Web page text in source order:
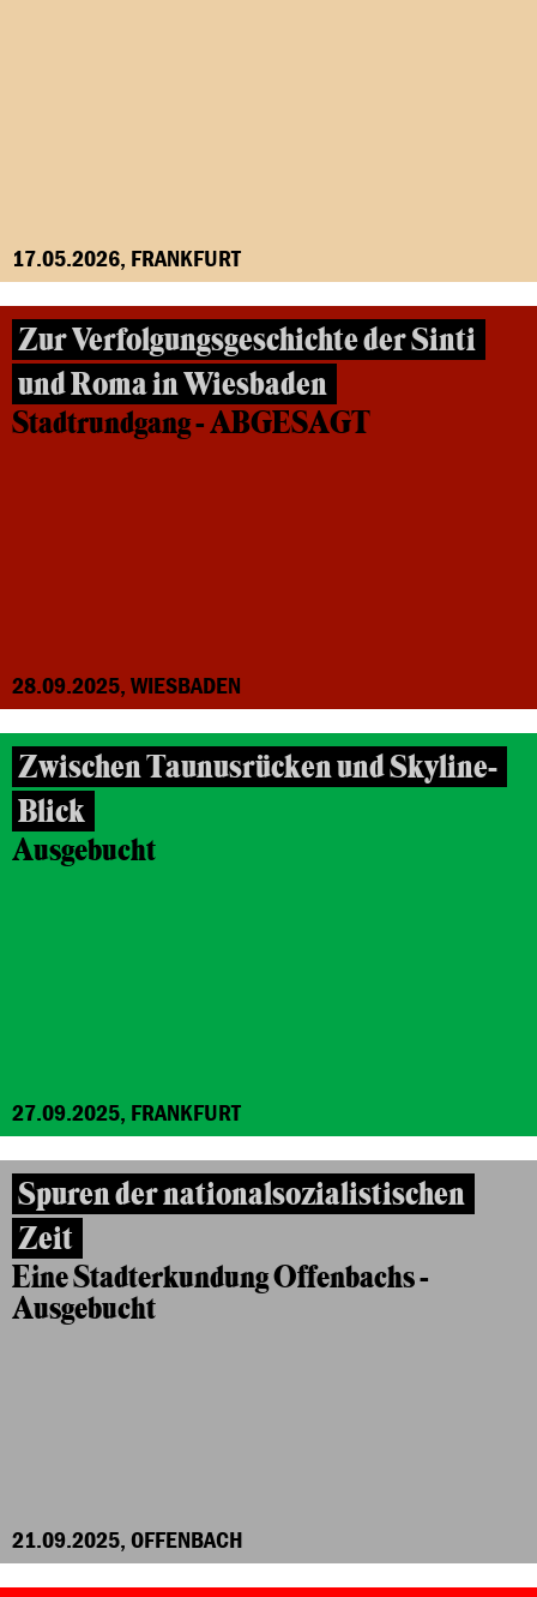
17.05.2026, FRANKFURT
Zur Verfolgungsgeschichte der Sinti
und Roma in Wiesbaden
Stadtrundgang - ABGESAGT
28.09.2025, WIESBADEN
Zwischen Taunusrücken und Skyline-
Blick
Ausgebucht
27.09.2025, FRANKFURT
Spuren der nationalsozialistischen
Zeit
Eine Stadterkundung Offenbachs -
Ausgebucht
21.09.2025, OFFENBACH